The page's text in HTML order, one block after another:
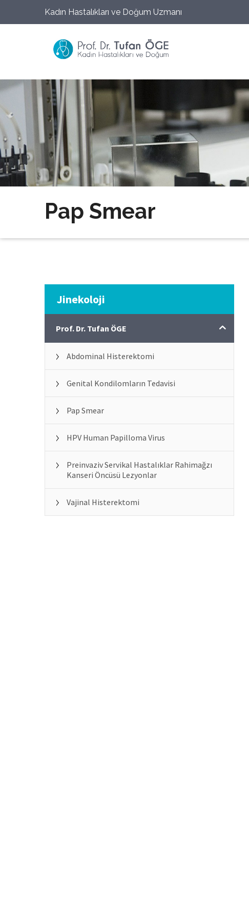
Kadın Hastalıkları ve Doğum Uzmanı
Pap Smear
Jinekoloji
Prof. Dr. Tufan ÖGE
Abdominal Histerektomi
Genital Kondilomların Tedavisi
Pap Smear
HPV Human Papilloma Virus
Preinvaziv Servikal Hastalıklar Rahimağzı
Kanseri Öncüsü Lezyonlar
Vajinal Histerektomi